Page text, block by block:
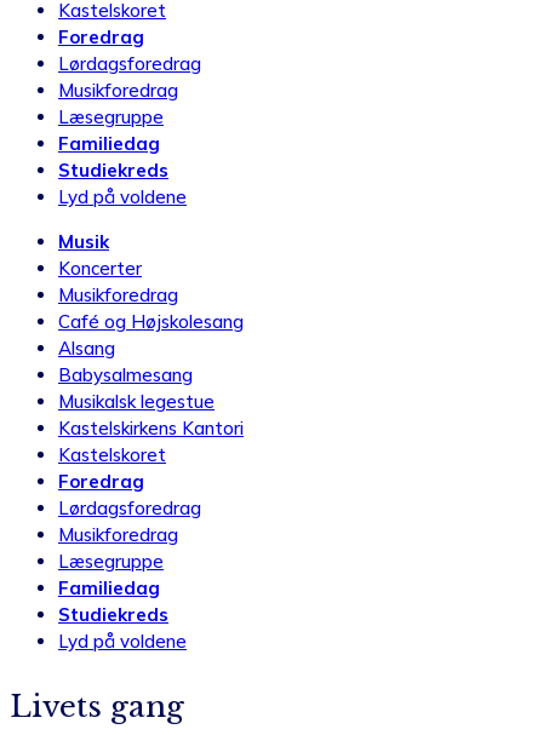
Kastelskoret
Foredrag
Lørdagsforedrag
Musikforedrag
Læsegruppe
Familiedag
Studiekreds
Lyd på voldene
Musik
Koncerter
Musikforedrag
Café og Højskolesang
Alsang
Babysalmesang
Musikalsk legestue
Kastelskirkens Kantori
Kastelskoret
Foredrag
Lørdagsforedrag
Musikforedrag
Læsegruppe
Familiedag
Studiekreds
Lyd på voldene
Livets gang